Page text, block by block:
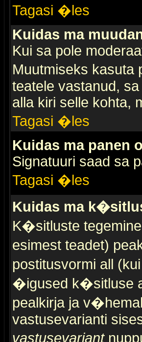
Tagasi �les
Kuidas ma
Kui sa pole
Muutmiseks kasuta
teatele vastanud,
alla kiri selle kohta,
Tagasi �les
Kuidas ma panen
Signatuuri saad sa
Tagasi �les
Kuidas ma
K�sitluste
esimest teadet)
postitusvormi all
�igused k�sitluse
pealkirja ja
vastusevarianti
vastusevariant